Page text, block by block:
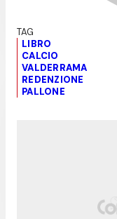
LIBRO
CALCIO
VALDERRAMA
REDENZIONE
PALLONE